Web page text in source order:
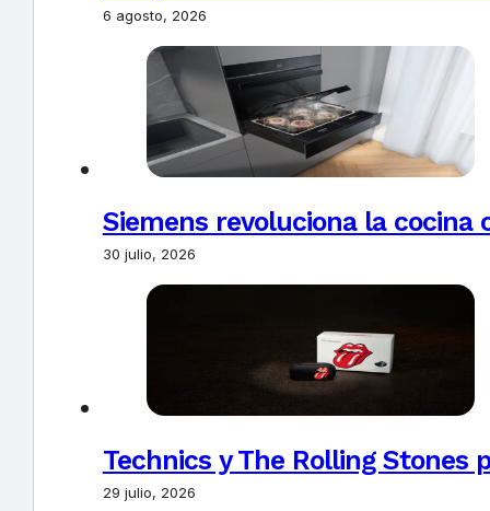
6 agosto, 2026
Siemens revoluciona la
30 julio, 2026
Technics y The Rolling Stones
29 julio, 2026